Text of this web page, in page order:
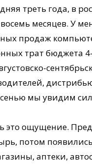
треть года, в
месяцев. У
продаж
трат бюджета
мы увидим
это ощущение.
потом
аптеки,